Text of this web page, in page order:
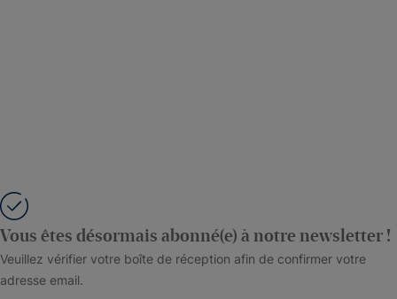
Vous êtes désormais abonné(e) à notre newsletter !
Veuillez vérifier votre boîte de réception afin de confirmer votre
adresse email.